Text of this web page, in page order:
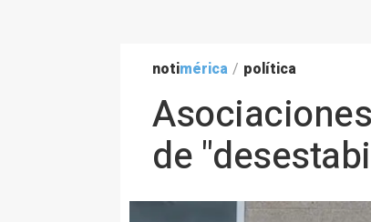
notimérica / política
de